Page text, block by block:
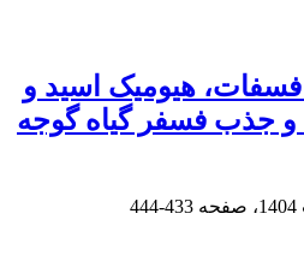
فسفات، هیومیک اسید و
و جذب فسفر گیاه گوجه
433-444